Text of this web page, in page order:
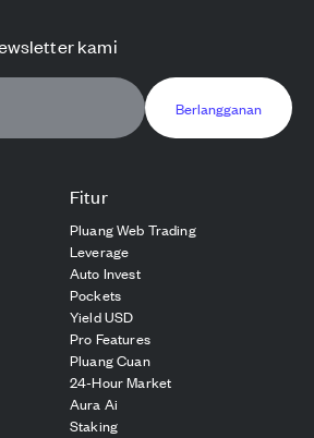
Fitur
Pluang Web Trading
Leverage
Auto Invest
Pockets
Yield USD
Pro Features
Pluang Cuan
24-Hour Market
Aura Ai
Staking
kami
Berlangganan